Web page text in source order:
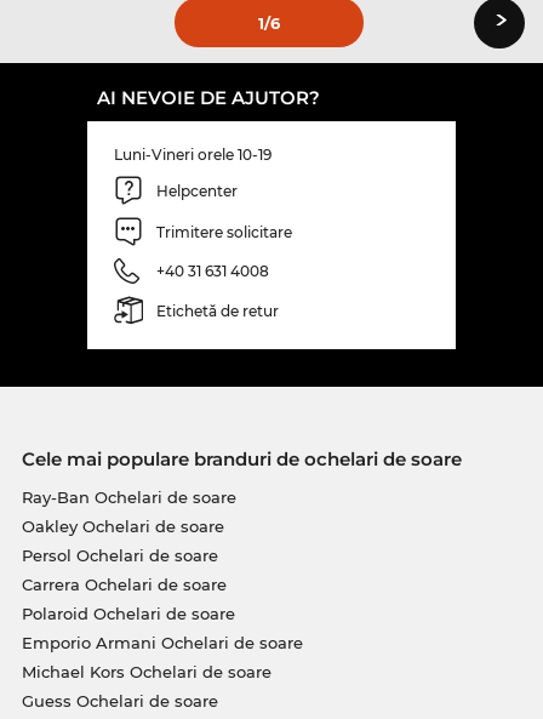
1/6 ›
AI NEVOIE DE AJUTOR?
Luni-Vineri orele 10-19
Helpcenter
Trimitere solicitare
+40 31 631 4008
Etichetă de retur
Cele mai populare branduri de ochelari de soare
Ray-Ban Ochelari de soare
Oakley Ochelari de soare
Persol Ochelari de soare
Carrera Ochelari de soare
Polaroid Ochelari de soare
Emporio Armani Ochelari de soare
Michael Kors Ochelari de soare
Guess Ochelari de soare